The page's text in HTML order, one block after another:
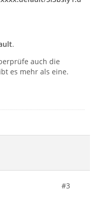
.
auch die
es mehr als eine.
#3